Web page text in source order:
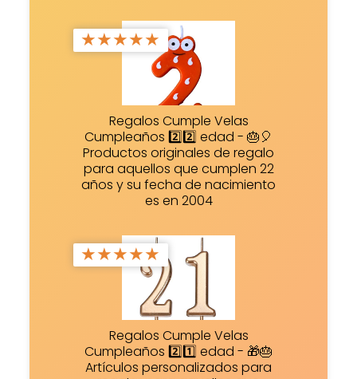
★★★★★
Regalos Cumple Velas
Cumpleaños 2️⃣2️⃣ edad - 🎂🎈
Productos originales de regalo
para aquellos que cumplen 22
años y su fecha de nacimiento
es en 2004
★★★★★
Regalos Cumple Velas
Cumpleaños 2️⃣1️⃣ edad - 🎁🎂
Artículos personalizados para